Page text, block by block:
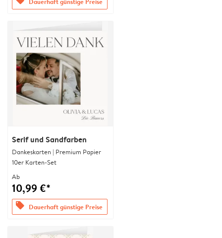
Serif und Sandfarben
Dankeskarten | Premium Papier
10er Karten-Set
Ab
10,99 €*
offers Dauerhaft günstige Preise